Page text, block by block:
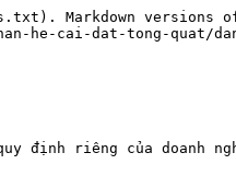
Markdown versions of
he-cai-dat-tong-quat/
định riêng của doanh